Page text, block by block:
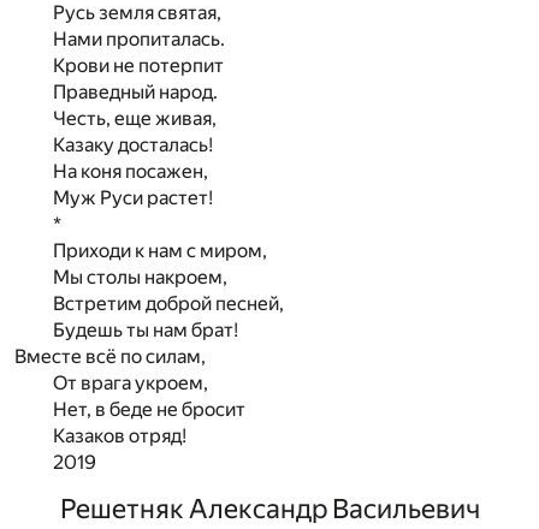
Русь земля святая,
Нами пропиталась.
Крови не потерпит
Праведный народ.
Честь, еще живая,
Казаку досталась!
На коня посажен,
Муж Руси растет!
*
Приходи к нам с миром,
Мы столы накроем,
Встретим доброй песней,
Будешь ты нам брат!
Вместе всё по силам,
От врага укроем,
Нет, в беде не бросит
Казаков отряд!
2019
Решетняк Александр Васильевич